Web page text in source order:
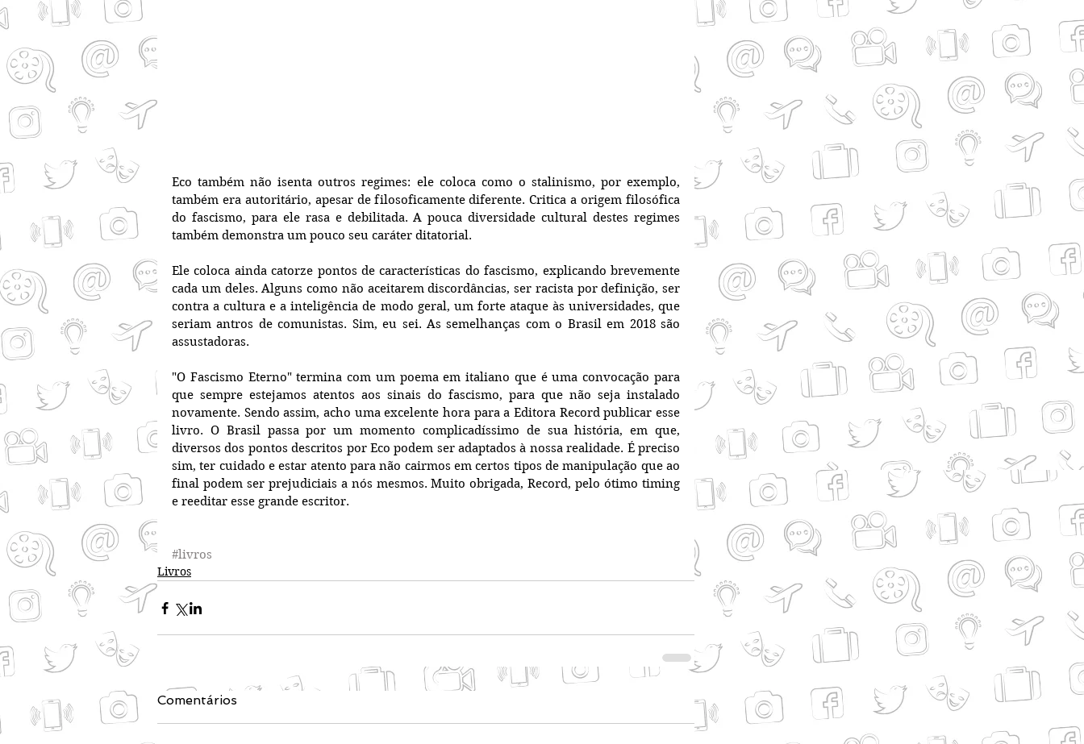
Eco também não isenta outros regimes: ele coloca como o stalinismo, por exemplo,
também era autoritário, apesar de filosoficamente diferente. Critica a origem filosófica
do fascismo, para ele rasa e debilitada. A pouca diversidade cultural destes regimes
também demonstra um pouco seu caráter ditatorial.
Ele coloca ainda catorze pontos de características do fascismo, explicando brevemente
cada um deles. Alguns como não aceitarem discordâncias, ser racista por definição, ser
contra a cultura e a inteligência de modo geral, um forte ataque às universidades, que
seriam antros de comunistas. Sim, eu sei. As semelhanças com o Brasil em 2018 são
assustadoras.
"O Fascismo Eterno" termina com um poema em italiano que é uma convocação para
que sempre estejamos atentos aos sinais do fascismo, para que não seja instalado
novamente. Sendo assim, acho uma excelente hora para a Editora Record publicar esse
livro. O Brasil passa por um momento complicadíssimo de sua história, em que,
diversos dos pontos descritos por Eco podem ser adaptados à nossa realidade. É preciso
sim, ter cuidado e estar atento para não cairmos em certos tipos de manipulação que ao
final podem ser prejudiciais a nós mesmos. Muito obrigada, Record, pelo ótimo timing
e reeditar esse grande escritor.
#livros
Livros
Comentários